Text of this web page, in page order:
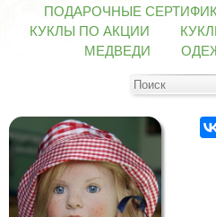
ПОДАРОЧНЫЕ
КУКЛЫ ПО АКЦИИ
МЕДВЕДИ